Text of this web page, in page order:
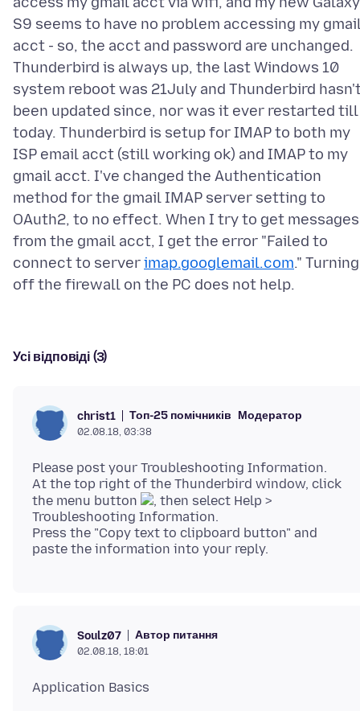
S9 seems to have no problem accessing my
acct - so, the acct and password are unchanged.
Thunderbird is always up, the last Windows 10
system reboot was 21July and Thunderbird
been updated since, nor was it ever restarted till
today. Thunderbird is setup for IMAP to both my
ISP email acct (still working ok) and IMAP to my
gmail acct. I've changed the Authentication
method for the gmail IMAP server setting to
OAuth2, to no effect. When I try to get messages
from the gmail acct, I get the error "Failed to
connect to serverimap.googlemail.com." Turning
Усі відповіді (3)
christ1 Топ-25 помічників Модератор
02.08.18, 03:38
Please post your Troubleshooting Information.
At the top right of the Thunderbird window, click
the menu button
, then select Help >
Troubleshooting Information.
Press the "Copy text to clipboard button" and
Soulz07 Автор питання
02.08.18, 18:01